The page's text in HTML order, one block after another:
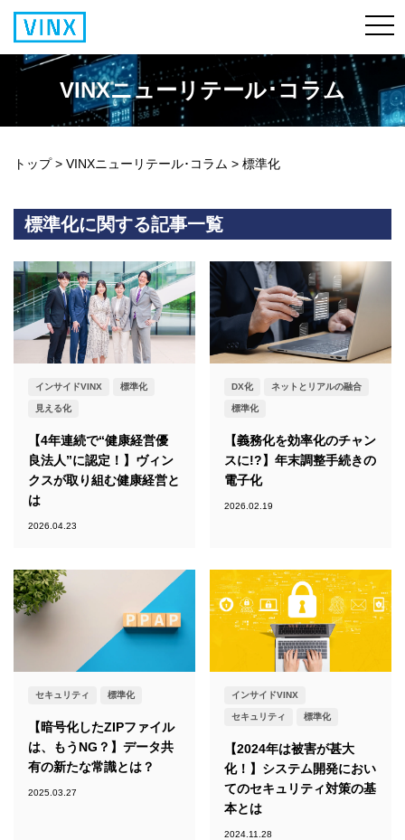
VINXニューリテール･コラム
トップ> VINXニューリテール･コラム > 標準化
標準化に関する記事一覧
インサイドVINX 標準化
見える化
【4年連続で“健康経営優
良法人”に認定！】ヴィン
クスが取り組む健康経営と
は
2026.04.23
DX化 ネットとリアルの融合
標準化
【義務化を効率化のチャン
スに!?】年末調整手続きの
電子化
2026.02.19
セキュリティ 標準化
【暗号化したZIPファイル
は、もうNG？】データ共
有の新たな常識とは？
2025.03.27
インサイドVINX
セキュリティ 標準化
【2024年は被害が甚大
化！】システム開発におい
てのセキュリティ対策の基
本とは
2024.11.28